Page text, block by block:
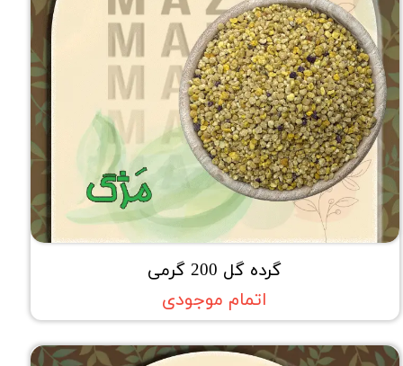
گرده گل 200 گرمی
اتمام موجودی